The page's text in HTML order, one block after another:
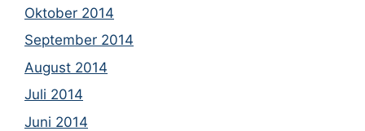
Oktober 2014
September 2014
August 2014
Juli 2014
Juni 2014